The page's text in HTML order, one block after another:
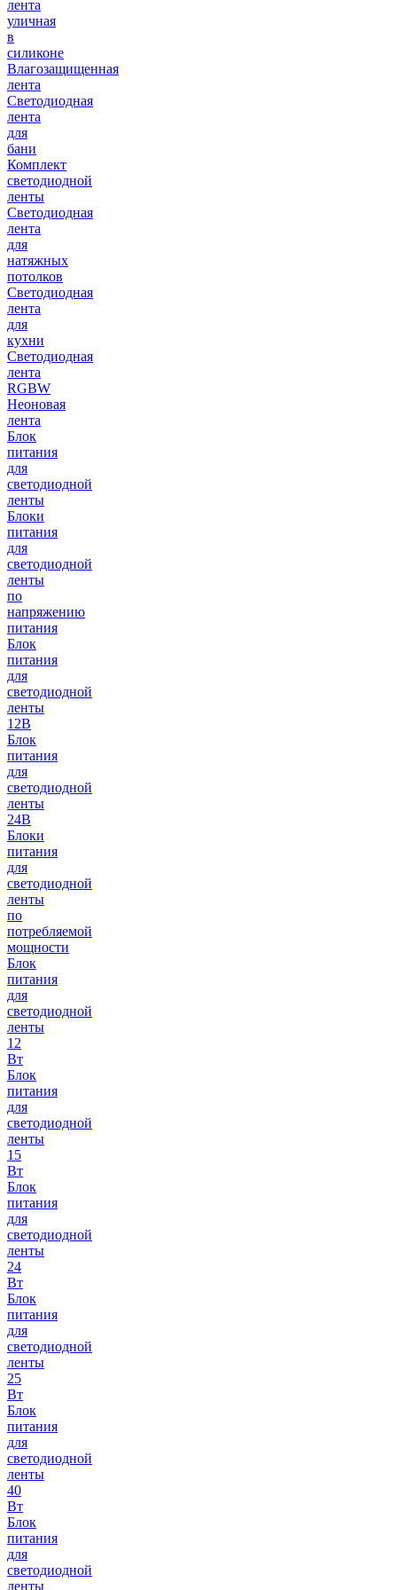
лента
уличная
в
силиконе
Влагозащищенная
лента
Светодиодная
лента
для
бани
Комплект
светодиодной
ленты
Светодиодная
лента
для
натяжных
потолков
Светодиодная
лента
для
кухни
Светодиодная
лента
RGBW
Неоновая
лента
Блок
питания
для
светодиодной
ленты
Блоки
питания
для
светодиодной
ленты
по
напряжению
питания
Блок
питания
для
светодиодной
ленты
12В
Блок
питания
для
светодиодной
ленты
24В
Блоки
питания
для
светодиодной
ленты
по
потребляемой
мощности
Блок
питания
для
светодиодной
ленты
12
Вт
Блок
питания
для
светодиодной
ленты
15
Вт
Блок
питания
для
светодиодной
ленты
24
Вт
Блок
питания
для
светодиодной
ленты
25
Вт
Блок
питания
для
светодиодной
ленты
40
Вт
Блок
питания
для
светодиодной
ленты